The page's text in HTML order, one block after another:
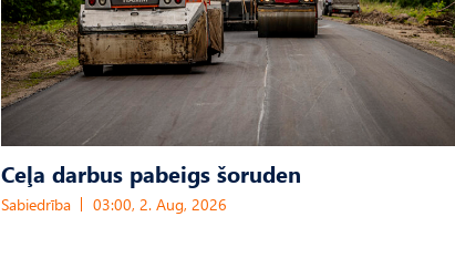
Ceļa darbus pabeigs šoruden
Sabiedrība 03:00, 2. Aug, 2026